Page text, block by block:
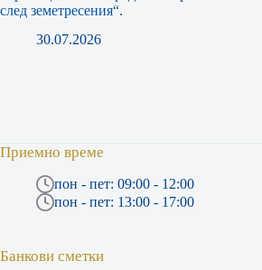
след земетресения“.
30.07.2026
Приемно време
пон - пет: 09:00 - 12:00
пон - пет: 13:00 - 17:00
Банкови сметки